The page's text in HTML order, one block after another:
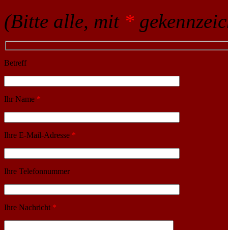
(Bitte alle, mit *
Betreff
Ihr Name *
Ihre E-Mail-Adresse *
Ihre Telefonnummer
Ihre Nachricht *